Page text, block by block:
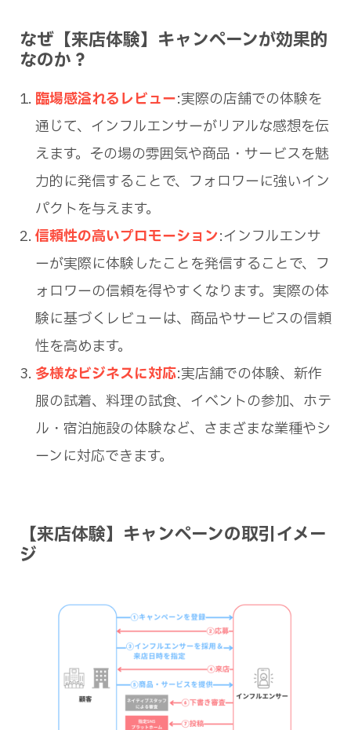
なぜ【来店体験】キャンペーンが効果的
なのか？
臨場感溢れるレビュー:実際の店舗での体験を
通じて、インフルエンサーがリアルな感想を伝
えます。その場の雰囲気や商品・サービスを魅
力的に発信することで、フォロワーに強いイン
パクトを与えます。
信頼性の高いプロモーション:インフルエンサ
ーが実際に体験したことを発信することで、フ
ォロワーの信頼を得やすくなります。実際の体
験に基づくレビューは、商品やサービスの信頼
性を高めます。
多様なビジネスに対応:実店舗での体験、新作
服の試着、料理の試食、イベントの参加、ホテ
ル・宿泊施設の体験など、さまざまな業種やシ
ーンに対応できます。
【来店体験】キャンペーンの取引イメー
ジ